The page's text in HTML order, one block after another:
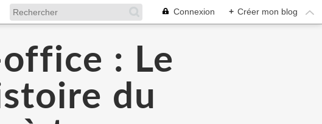
Connexion + Créer mon blog
: Le
du